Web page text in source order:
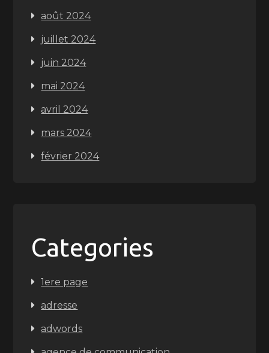
août 2024
juillet 2024
juin 2024
mai 2024
avril 2024
mars 2024
février 2024
Categories
1ere page
adresse
adwords